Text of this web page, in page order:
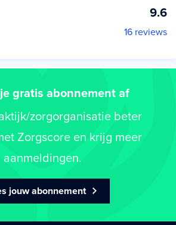
9.6
16 reviews
gratis abonnement af
zorgorganisatie beter
Zorgscore en krijg meer
aanmeldingen.
jouw abonnement